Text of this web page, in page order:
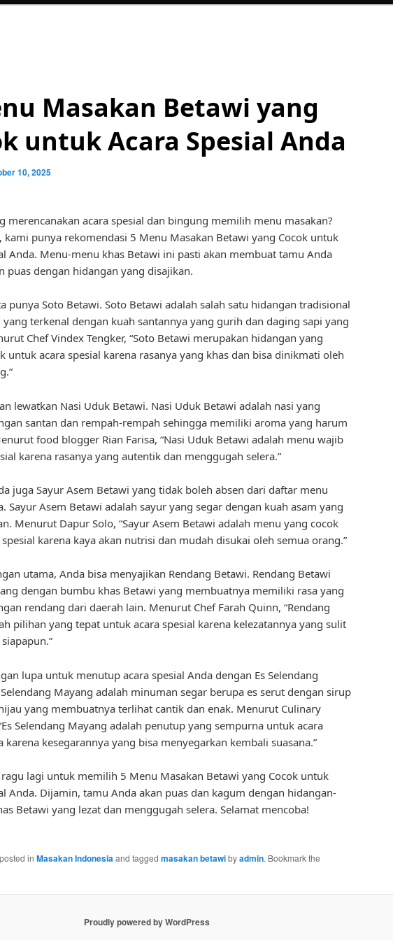
Masakan Betawi yang
untuk Acara Spesial Anda
10, 2025
merencanakan acara spesial dan bingung memilih menu masakan?
kami punya rekomendasi 5 Menu Masakan Betawi yang Cocok untuk
Anda. Menu-menu khas Betawi ini pasti akan membuat tamu Anda
puas dengan hidangan yang disajikan.
punya Soto Betawi. Soto Betawi adalah salah satu hidangan tradisional
yang terkenal dengan kuah santannya yang gurih dan daging sapi yang
Chef Vindex Tengker, “Soto Betawi merupakan hidangan yang
untuk acara spesial karena rasanya yang khas dan bisa dinikmati oleh
lewatkan Nasi Uduk Betawi. Nasi Uduk Betawi adalah nasi yang
santan dan rempah-rempah sehingga memiliki aroma yang harum
food blogger Rian Farisa, “Nasi Uduk Betawi adalah menu wajib
karena rasanya yang autentik dan menggugah selera.”
juga Sayur Asem Betawi yang tidak boleh absen dari daftar menu
Sayur Asem Betawi adalah sayur yang segar dengan kuah asam yang
Menurut Dapur Solo, “Sayur Asem Betawi adalah menu yang cocok
karena kaya akan nutrisi dan mudah disukai oleh semua orang.”
utama, Anda bisa menyajikan Rendang Betawi. Rendang Betawi
dengan bumbu khas Betawi yang membuatnya memiliki rasa yang
rendang dari daerah lain. Menurut Chef Farah Quinn, “Rendang
pilihan yang tepat untuk acara spesial karena kelezatannya yang sulit
lupa untuk menutup acara spesial Anda dengan Es Selendang
Mayang adalah minuman segar berupa es serut dengan sirup
yang membuatnya terlihat cantik dan enak. Menurut Culinary
Selendang Mayang adalah penutup yang sempurna untuk acara
karena kesegarannya yang bisa menyegarkan kembali suasana.”
ragu lagi untuk memilih 5 Menu Masakan Betawi yang Cocok untuk
Anda. Dijamin, tamu Anda akan puas dan kagum dengan hidangan-
Betawi yang lezat dan menggugah selera. Selamat mencoba!
in Masakan Indonesia and tagged masakan betawibyadmin. Bookmark the
Proudly powered by WordPress